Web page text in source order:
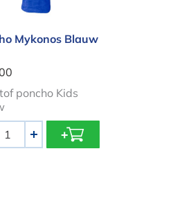
Mykonos Blauw
poncho Kids
+